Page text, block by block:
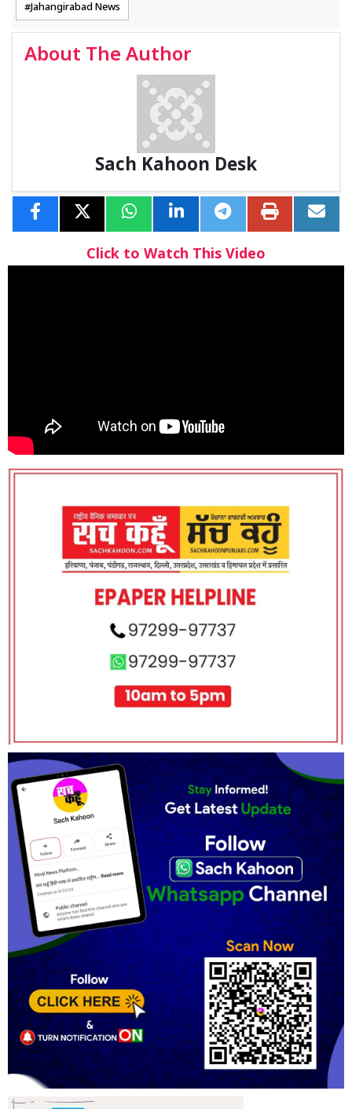
Jahangirabad News
About The Author
Sach Kahoon Desk
Click to Watch This Video